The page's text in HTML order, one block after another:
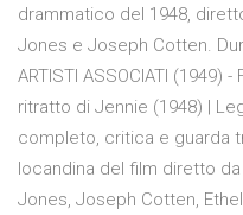
drammatico del 1948,
Jones e Joseph Cotten.
ARTISTI ASSOCIATI (1949) -
ritratto di Jennie (1948) |
completo, critica e guarda
locandina del film diretto
Jones, Joseph Cotten,